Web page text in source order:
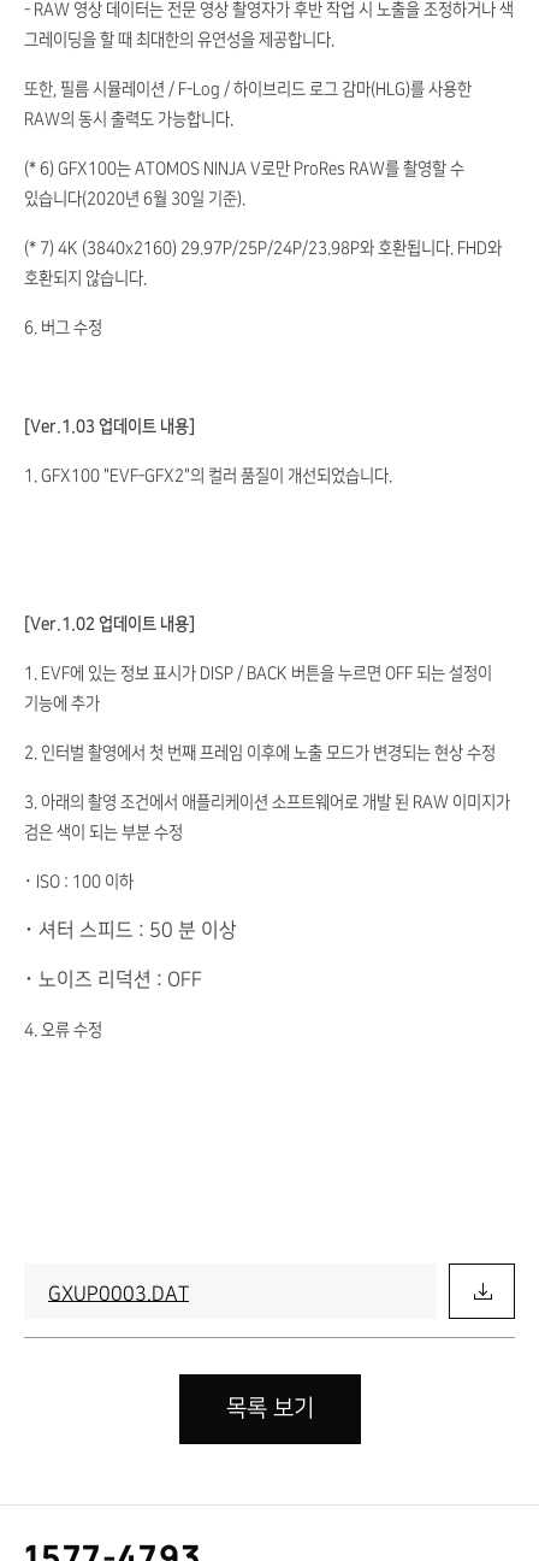
- RAW 영상 데이터는 전문 영상 촬영자가 후반 작업 시 노출을 조정하거나 색
그레이딩을 할 때 최대한의 유연성을 제공합니다.
또한, 필름 시뮬레이션 / F-Log / 하이브리드 로그 감마(HLG)를 사용한
RAW의 동시 출력도 가능합니다.
(* 6) GFX100는 ATOMOS NINJA V로만 ProRes RAW를 촬영할 수
있습니다(2020년 6월 30일 기준).
(* 7) 4K (3840x2160) 29.97P/25P/24P/23.98P와 호환됩니다. FHD와
호환되지 않습니다.
6. 버그 수정
[Ver.1.03 업데이트 내용]
1. GFX100 "EVF-GFX2"의 컬러 품질이 개선되었습니다.
[Ver.1.02 업데이트 내용]
1. EVF에 있는 정보 표시가 DISP / BACK 버튼을 누르면 OFF 되는 설정이
기능에 추가
2. 인터벌 촬영에서 첫 번째 프레임 이후에 노출 모드가 변경되는 현상 수정
3. 아래의 촬영 조건에서 애플리케이션 소프트웨어로 개발 된 RAW 이미지가
검은 색이 되는 부분 수정
･ ISO : 100 이하
･ 셔터 스피드 : 50 분 이상
･ 노이즈 리덕션 : OFF
4. 오류 수정
GXUP0003.DAT
목록 보기
고